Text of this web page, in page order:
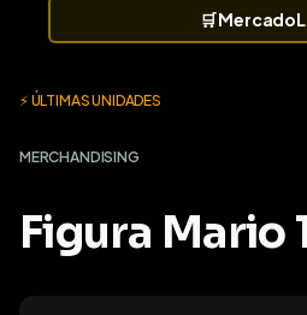
🛒
⚡ ÚLTIMAS UNIDADES
MERCHANDISING
Figura Mario